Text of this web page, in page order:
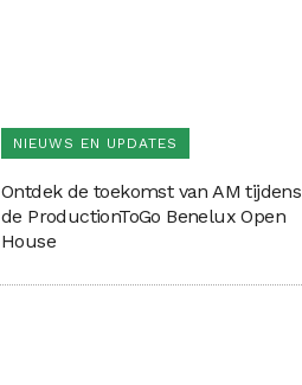
NIEUWS EN UPDATES
Ontdek de toekomst van AM tijdens
de ProductionToGo Benelux Open
House